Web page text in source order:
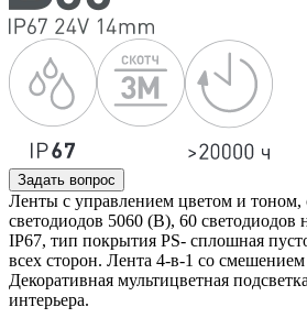
Задать вопрос
Ленты с управлением цветом и тоном,
светодиодов 5060 (B), 60 светодиодов
IP67, тип покрытия PS- сплошная
всех сторон. Лента 4-в-1 со
Декоративная мультицветная
интерьера.